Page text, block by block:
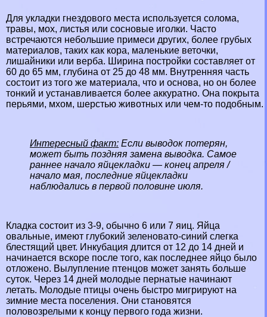
Для укладки гнездового места используется солома,
травы, мох, листья или сосновые иголки. Часто
встречаются небольшие примеси других, более грубых
материалов, таких как кора, маленькие веточки,
лишайники или верба. Ширина постройки составляет от
60 до 65 мм, глубина от 25 до 48 мм. Внутренняя часть
состоит из того же материала, что и основа, но он более
тонкий и устанавливается более аккуратно. Она покрыта
перьями, мхом, шерстью животных или чем-то подобным.
Интересный факт: Если выводок потерян,
может быть поздняя замена выводка. Самое
раннее начало яйцекладки — конец апреля /
начало мая, последние яйцекладки
наблюдались в первой половине июля.
Кладка состоит из 3-9, обычно 6 или 7 яиц. Яйца
овальные, имеют глубокий зеленовато-синий слегка
блестящий цвет. Инкубация длится от 12 до 14 дней и
начинается вскоре после того, как последнее яйцо было
отложено. Вылупление птенцов может занять больше
суток. Через 14 дней молодые пернатые начинают
летать. Молодые птицы очень быстро мигрируют на
зимние места поселения. Они становятся
пoлoвoзрелыми к концу первого года жизни.